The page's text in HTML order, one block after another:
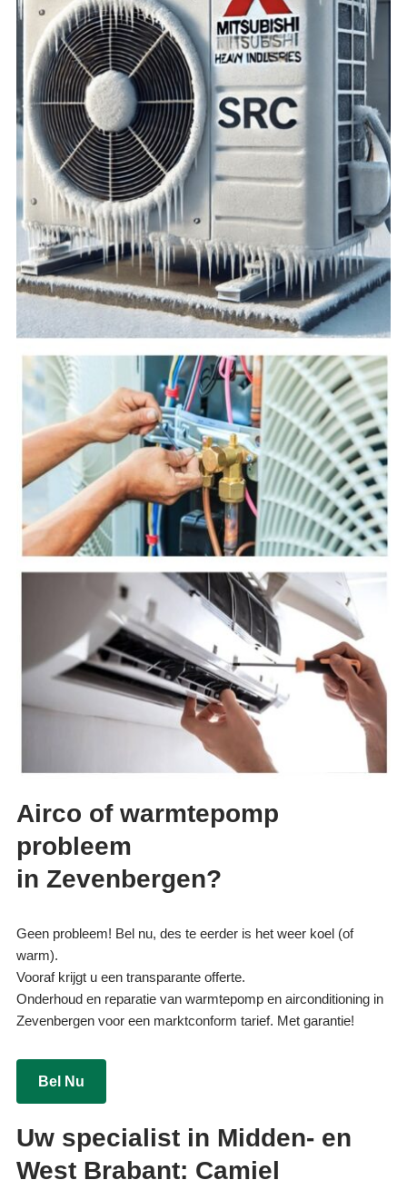
Airco of warmtepomp
probleem
in Zevenbergen?
Geen probleem! Bel nu, des te eerder is het weer koel (of
warm).
Vooraf krijgt u een transparante offerte.
Onderhoud en reparatie van warmtepomp en airconditioning in
Zevenbergen voor een marktconform tarief. Met garantie!
Bel Nu
Uw specialist in Midden- en
West Brabant: Camiel